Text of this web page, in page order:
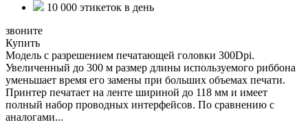
10 000 этикеток в день
звоните
Купить
Модель с разрешением печатающей головки 300Dpi.
Увеличенный до 300 м размер длины используемого риббона
уменьшает время его замены при больших объемах печати.
Принтер печатает на ленте шириной до 118 мм и имеет
полный набор проводных интерфейсов. По сравнению с
аналогами...